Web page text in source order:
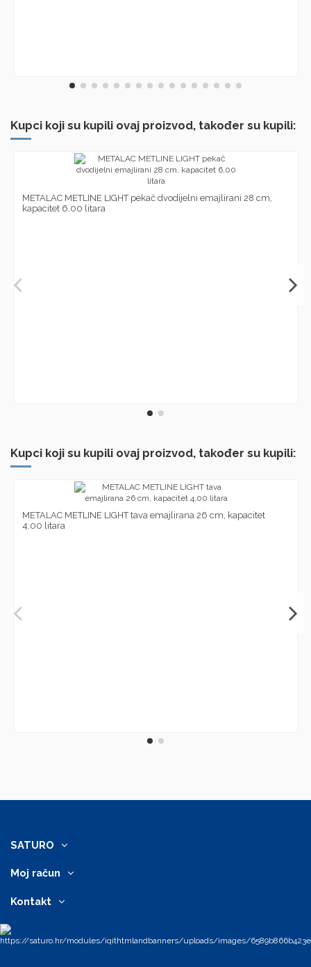
Kupci koji su kupili ovaj proizvod, također su kupili:
METALAC METLINE LIGHT pekač dvodijelni emajlirani 28 cm,
kapacitet 6,00 litara
Kupci koji su kupili ovaj proizvod, također su kupili:
METALAC METLINE LIGHT tava emajlirana 26 cm, kapacitet
4,00 litara
SATURO
Moj račun
Kontakt